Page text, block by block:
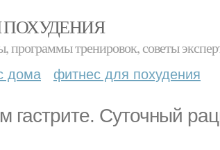
тренировок, советы
дома фитнес для похудения
гастрите. Суточный